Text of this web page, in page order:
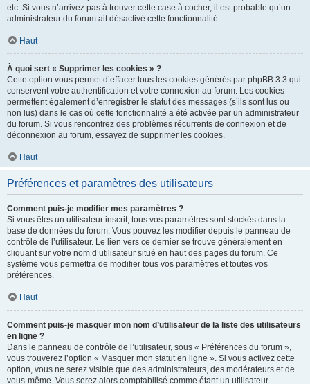
etc. Si vous n’arrivez pas à trouver cette case à cocher, il est probable qu’un
administrateur du forum ait désactivé cette fonctionnalité.
Haut
À quoi sert « Supprimer les cookies » ?
Cette option vous permet d’effacer tous les cookies générés par phpBB 3.3 qui
conservent votre authentification et votre connexion au forum. Les cookies
permettent également d’enregistrer le statut des messages (s’ils sont lus ou
non lus) dans le cas où cette fonctionnalité a été activée par un administrateur
du forum. Si vous rencontrez des problèmes récurrents de connexion et de
déconnexion au forum, essayez de supprimer les cookies.
Haut
Préférences et paramètres des utilisateurs
Comment puis-je modifier mes paramètres ?
Si vous êtes un utilisateur inscrit, tous vos paramètres sont stockés dans la
base de données du forum. Vous pouvez les modifier depuis le panneau de
contrôle de l’utilisateur. Le lien vers ce dernier se trouve généralement en
cliquant sur votre nom d’utilisateur situé en haut des pages du forum. Ce
système vous permettra de modifier tous vos paramètres et toutes vos
préférences.
Haut
Comment puis-je masquer mon nom d’utilisateur de la liste des utilisateurs
en ligne ?
Dans le panneau de contrôle de l’utilisateur, sous « Préférences du forum »,
vous trouverez l’option « Masquer mon statut en ligne ». Si vous activez cette
option, vous ne serez visible que des administrateurs, des modérateurs et de
vous-même. Vous serez alors comptabilisé comme étant un utilisateur